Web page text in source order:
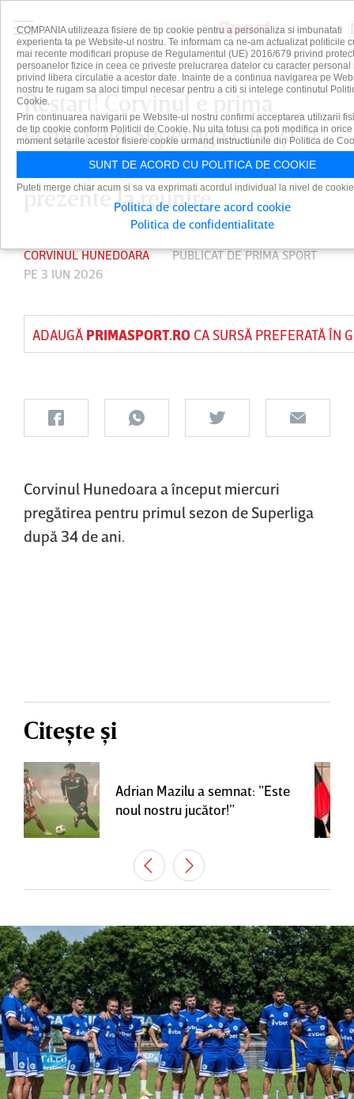
Restart! Corvinul e prima
echipă din Superliga care şi-a
reluat pregătirea. Numele noi
prezente la reunire
CORVINUL HUNEDOARA PUBLICAT DEPRIMA SPORT
PE 3 IUN 2026
ADAUGĂ PRIMASPORT.ROCA SURSĂ PREFERATĂ ÎN
Corvinul Hunedoara a început miercuri
pregătirea pentru primul sezon de Superliga
după 34 de ani.
Citește și
Adrian Mazilu a semnat: ”Este
noul nostru jucător!”
COMPANIA utilizeaza fisiere de tip cookie pentru a personaliza si imbunatati
experienta ta pe Website-ul nostru. Te informam ca ne-am actualizat politicile
mai recente modificari propuse de Regulamentul (UE) 2016/679 privind
persoanelor fizice in ceea ce priveste prelucrarea datelor cu caracter personal
privind libera circulatie a acestor date. Inainte de a continua navigarea pe
nostru te rugam sa aloci timpul necesar pentru a citi si intelege continutul
Cookie.
Prin continuarea navigarii pe Website-ul nostru confirmi acceptarea utilizarii
de tip cookie conform Politicii de Cookie. Nu uita totusi ca poti modifica in orice
moment setarile acestor fisiere cookie urmand instructiunile din Politica de
SUNT DE ACORD CU POLITICA DE COOKIE
Puteti merge chiar acum si sa va exprimati acordul individual la nivel de
Politica de colectare acord cookie
Politica de confidentialitate